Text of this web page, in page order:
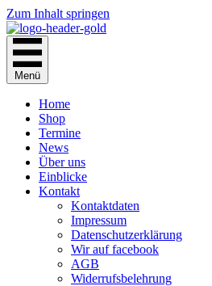
Zum Inhalt springen
Menü
Home
Shop
Termine
News
Über uns
Einblicke
Kontakt
Kontaktdaten
Impressum
Datenschutzerklärung
Wir auf facebook
AGB
Widerrufsbelehrung